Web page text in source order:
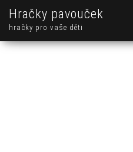
Hračky pavouček
hračky pro vaše děti